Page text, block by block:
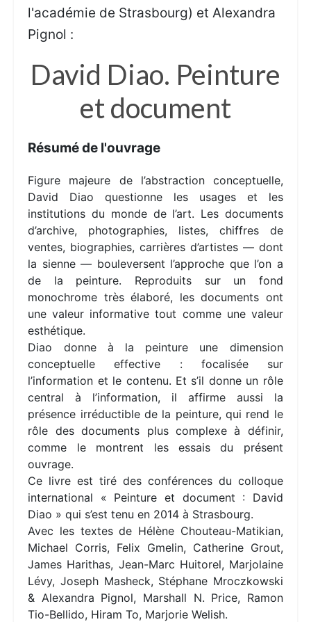
l'académie de Strasbourg) et Alexandra
Pignol :
David Diao. Peinture
et document
Résumé de l'ouvrage
Figure majeure de l’abstraction conceptuelle,
David Diao questionne les usages et les
institutions du monde de l’art. Les documents
d’archive, photographies, listes, chiffres de
ventes, biographies, carrières d’artistes — dont
la sienne — bouleversent l’approche que l’on a
de la peinture. Reproduits sur un fond
monochrome très élaboré, les documents ont
une valeur informative tout comme une valeur
esthétique.
Diao donne à la peinture une dimension
conceptuelle effective : focalisée sur
l’information et le contenu. Et s’il donne un rôle
central à l’information, il affirme aussi la
présence irréductible de la peinture, qui rend le
rôle des documents plus complexe à définir,
comme le montrent les essais du présent
ouvrage.
Ce livre est tiré des conférences du colloque
international « Peinture et document : David
Diao » qui s’est tenu en 2014 à Strasbourg.
Avec les textes de Hélène Chouteau-Matikian,
Michael Corris, Felix Gmelin, Catherine Grout,
James Harithas, Jean-Marc Huitorel, Marjolaine
Lévy, Joseph Masheck, Stéphane Mroczkowski
& Alexandra Pignol, Marshall N. Price, Ramon
Tio-Bellido, Hiram To, Marjorie Welish.